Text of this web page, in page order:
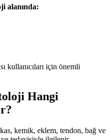
alanında:
kullanıcıları için önemli
Hangi
kemik, eklem, tendon, bağ ve